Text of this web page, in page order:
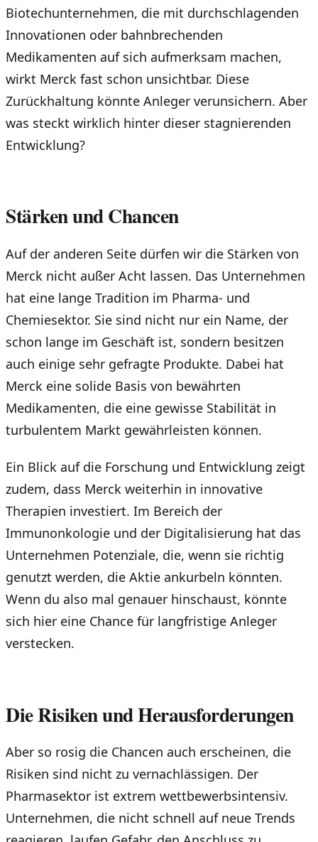
Biotechunternehmen, die mit durchschlagenden
Innovationen oder bahnbrechenden
Medikamenten auf sich aufmerksam machen,
wirkt Merck fast schon unsichtbar. Diese
Zurückhaltung könnte Anleger verunsichern. Aber
was steckt wirklich hinter dieser stagnierenden
Entwicklung?
Stärken und Chancen
Auf der anderen Seite dürfen wir die Stärken von
Merck nicht außer Acht lassen. Das Unternehmen
hat eine lange Tradition im Pharma- und
Chemiesektor. Sie sind nicht nur ein Name, der
schon lange im Geschäft ist, sondern besitzen
auch einige sehr gefragte Produkte. Dabei hat
Merck eine solide Basis von bewährten
Medikamenten, die eine gewisse Stabilität in
turbulentem Markt gewährleisten können.
Ein Blick auf die Forschung und Entwicklung zeigt
zudem, dass Merck weiterhin in innovative
Therapien investiert. Im Bereich der
Immunonkologie und der Digitalisierung hat das
Unternehmen Potenziale, die, wenn sie richtig
genutzt werden, die Aktie ankurbeln könnten.
Wenn du also mal genauer hinschaust, könnte
sich hier eine Chance für langfristige Anleger
verstecken.
Die Risiken und Herausforderungen
Aber so rosig die Chancen auch erscheinen, die
Risiken sind nicht zu vernachlässigen. Der
Pharmasektor ist extrem wettbewerbsintensiv.
Unternehmen, die nicht schnell auf neue Trends